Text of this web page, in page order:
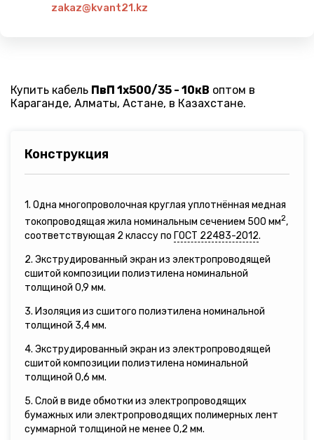
zakaz@kvant21.kz
Купить кабель ПвП 1х500/35 - 10кВ оптом в
Караганде, Алматы, Астане, в Казахстане.
Конструкция
1. Одна многопроволочная круглая уплотнённая медная
токопроводящая жила номинальным сечением 500 мм2,
соответствующая 2 классу по ГОСТ 22483-2012.
2. Экструдированный экран из электропроводящей
сшитой композиции полиэтилена номинальной
толщиной 0,9 мм.
3. Изоляция из сшитого полиэтилена номинальной
толщиной 3,4 мм.
4. Экструдированный экран из электропроводящей
сшитой композиции полиэтилена номинальной
толщиной 0,6 мм.
5. Слой в виде обмотки из электропроводящих
бумажных или электропроводящих полимерных лент
суммарной толщиной не менее 0,2 мм.